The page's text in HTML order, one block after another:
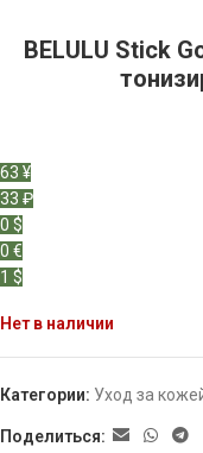
BELULU Stick
63 ¥
33 ₽
0 $
0 €
1 $
Нет в наличии
Категории: Уход за
Поделиться: